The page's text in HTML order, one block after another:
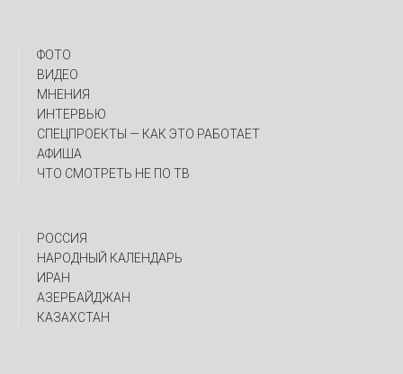
ФОТО
ВИДЕО
МНЕНИЯ
ИНТЕРВЬЮ
CПЕЦПРОЕКТЫ — КАК ЭТО РАБОТАЕТ
АФИША
ЧТО СМОТРЕТЬ НЕ ПО ТВ
РОССИЯ
НАРОДНЫЙ КАЛЕНДАРЬ
ИРАН
АЗЕРБАЙДЖАН
КАЗАХСТАН